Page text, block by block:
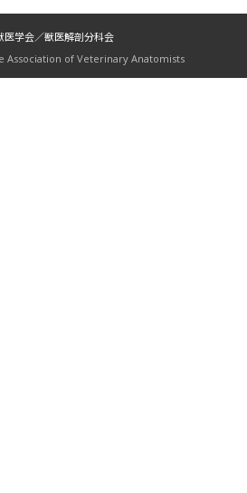
医学会／獣医解剖分科会
Association of Veterinary Anatomists